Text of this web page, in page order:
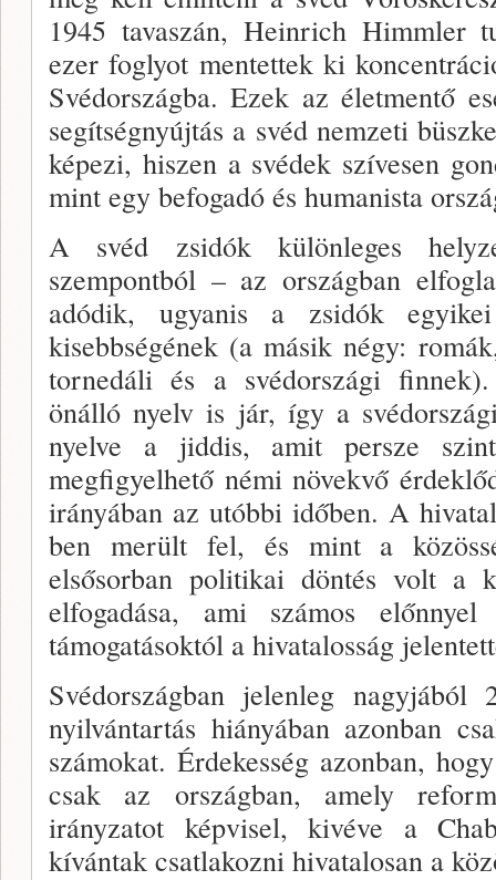
1945 tavaszán, Heinrich Himmler
ezer foglyot mentettek ki
Svédországba. Ezek az életmentő
segítségnyújtás a svéd nemzeti
képezi, hiszen a svédek szívesen
mint egy befogadó és humanista
A svéd zsidók különleges
szempontból – az országban
adódik, ugyanis a zsidók
kisebbségének (a másik négy:
tornedáli és a svédországi
önálló nyelv is jár, így a
nyelve a jiddis, amit persze
megfigyelhető némi növekvő
irányában az utóbbi időben. A
ben merült fel, és mint a
elsősorban politikai döntés volt a
elfogadása, ami számos
támogatásoktól a hivatalosság
Svédországban jelenleg
nyilvántartás hiányában azonban
számokat. Érdekesség azonban,
csak az országban, amely
irányzatot képvisel, kivéve a
kívántak csatlakozni hivatalosan a